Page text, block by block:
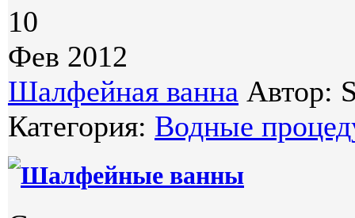
10
Фев 2012
Шалфейная ванна Автор:
Категория: Водные
Шалфейные ванны